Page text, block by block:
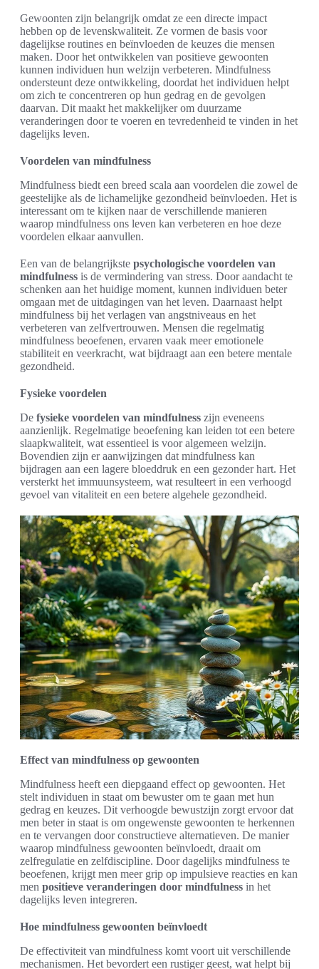
Gewoonten zijn belangrijk omdat ze een directe impact
hebben op de levenskwaliteit. Ze vormen de basis voor
dagelijkse routines en beïnvloeden de keuzes die mensen
maken. Door het ontwikkelen van positieve gewoonten
kunnen individuen hun welzijn verbeteren. Mindfulness
ondersteunt deze ontwikkeling, doordat het individuen helpt
om zich te concentreren op hun gedrag en de gevolgen
daarvan. Dit maakt het makkelijker om duurzame
veranderingen door te voeren en tevredenheid te vinden in het
dagelijks leven.
Voordelen van mindfulness
Mindfulness biedt een breed scala aan voordelen die zowel de
geestelijke als de lichamelijke gezondheid beïnvloeden. Het is
interessant om te kijken naar de verschillende manieren
waarop mindfulness ons leven kan verbeteren en hoe deze
voordelen elkaar aanvullen.
Een van de belangrijkste psychologische voordelen van
mindfulness is de vermindering van stress. Door aandacht te
schenken aan het huidige moment, kunnen individuen beter
omgaan met de uitdagingen van het leven. Daarnaast helpt
mindfulness bij het verlagen van angstniveaus en het
verbeteren van zelfvertrouwen. Mensen die regelmatig
mindfulness beoefenen, ervaren vaak meer emotionele
stabiliteit en veerkracht, wat bijdraagt aan een betere mentale
gezondheid.
Fysieke voordelen
De fysieke voordelen van mindfulness zijn eveneens
aanzienlijk. Regelmatige beoefening kan leiden tot een betere
slaapkwaliteit, wat essentieel is voor algemeen welzijn.
Bovendien zijn er aanwijzingen dat mindfulness kan
bijdragen aan een lagere bloeddruk en een gezonder hart. Het
versterkt het immuunsysteem, wat resulteert in een verhoogd
gevoel van vitaliteit en een betere algehele gezondheid.
Effect van mindfulness op gewoonten
Mindfulness heeft een diepgaand effect op gewoonten. Het
stelt individuen in staat om bewuster om te gaan met hun
gedrag en keuzes. Dit verhoogde bewustzijn zorgt ervoor dat
men beter in staat is om ongewenste gewoonten te herkennen
en te vervangen door constructieve alternatieven. De manier
waarop mindfulness gewoonten beïnvloedt, draait om
zelfregulatie en zelfdiscipline. Door dagelijks mindfulness te
beoefenen, krijgt men meer grip op impulsieve reacties en kan
men positieve veranderingen door mindfulness in het
dagelijks leven integreren.
Hoe mindfulness gewoonten beïnvloedt
De effectiviteit van mindfulness komt voort uit verschillende
mechanismen. Het bevordert een rustiger geest, wat helpt bij